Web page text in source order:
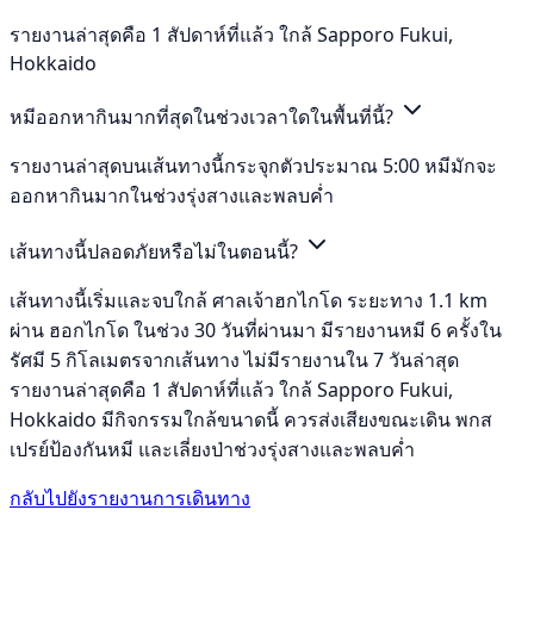
รายงานล่าสุดคือ 1 สัปดาห์ที่แล้ว ใกล้ Sapporo Fukui,
Hokkaido
หมีออกหากินมากที่สุดในช่วงเวลาใดในพื้นที่นี้?
รายงานล่าสุดบนเส้นทางนี้กระจุกตัวประมาณ 5:00 หมีมักจะ
ออกหากินมากในช่วงรุ่งสางและพลบค่ำ
เส้นทางนี้ปลอดภัยหรือไม่ในตอนนี้?
เส้นทางนี้เริ่มและจบใกล้ ศาลเจ้าฮกไกโด ระยะทาง 1.1 km
ผ่าน ฮอกไกโด ในช่วง 30 วันที่ผ่านมา มีรายงานหมี 6 ครั้งใน
รัศมี 5 กิโลเมตรจากเส้นทาง ไม่มีรายงานใน 7 วันล่าสุด
รายงานล่าสุดคือ 1 สัปดาห์ที่แล้ว ใกล้ Sapporo Fukui,
Hokkaido มีกิจกรรมใกล้ขนาดนี้ ควรส่งเสียงขณะเดิน พกส
เปรย์ป้องกันหมี และเลี่ยงป่าช่วงรุ่งสางและพลบค่ำ
กลับไปยังรายงานการเดินทาง